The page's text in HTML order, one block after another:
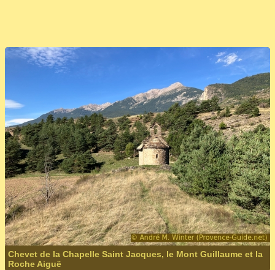
Chevet de la Chapelle Saint Jacques, le Mont Guillaume et la
Roche Aiguë